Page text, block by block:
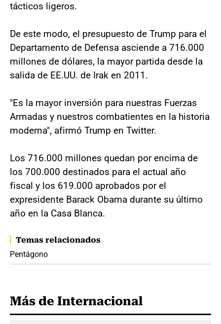
tácticos ligeros.
De este modo, el presupuesto de Trump para el
Departamento de Defensa asciende a 716.000
millones de dólares, la mayor partida desde la
salida de EE.UU. de Irak en 2011.
"Es la mayor inversión para nuestras Fuerzas
Armadas y nuestros combatientes en la historia
moderna", afirmó Trump en Twitter.
Los 716.000 millones quedan por encima de
los 700.000 destinados para el actual año
fiscal y los 619.000 aprobados por el
expresidente Barack Obama durante su último
año en la Casa Blanca.
Temas relacionados
Pentágono
Más de Internacional